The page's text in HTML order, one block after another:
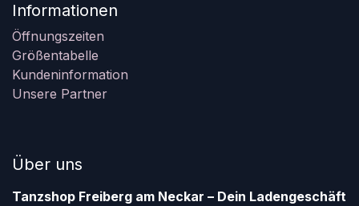
Informationen
Öffnungszeiten
Größentabelle
Kundeninformation
Unsere Partner
Über uns
Tanzshop Freiberg am Neckar – Dein Ladengeschäft